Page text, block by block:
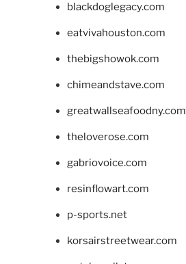
blackdoglegacy.com
eatvivahouston.com
thebigshowok.com
chimeandstave.com
greatwallseafoodny.com
theloverose.com
gabriovoice.com
resinflowart.com
p-sports.net
korsairstreetwear.com